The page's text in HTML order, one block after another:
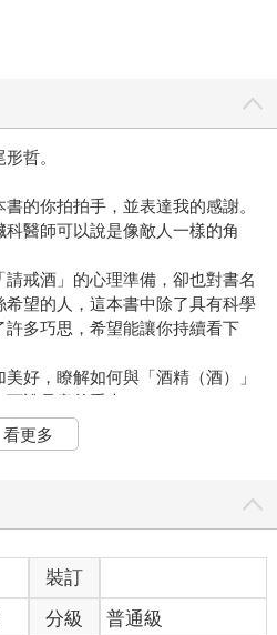
哲。
的你拍拍手，並表達我的感謝。
醫師可以說是像敵人一樣的角
戒酒」的心理準備，卻也對書名
望的人，這本書中除了具有科學
多巧思，希望能讓你持續看下
好，瞭解如何與「酒精（酒）」
說是意義重大。
一種暢快及微醺的感受；下班後拖
稱為「成癮症」。
看更多
裝訂
分級 普通級